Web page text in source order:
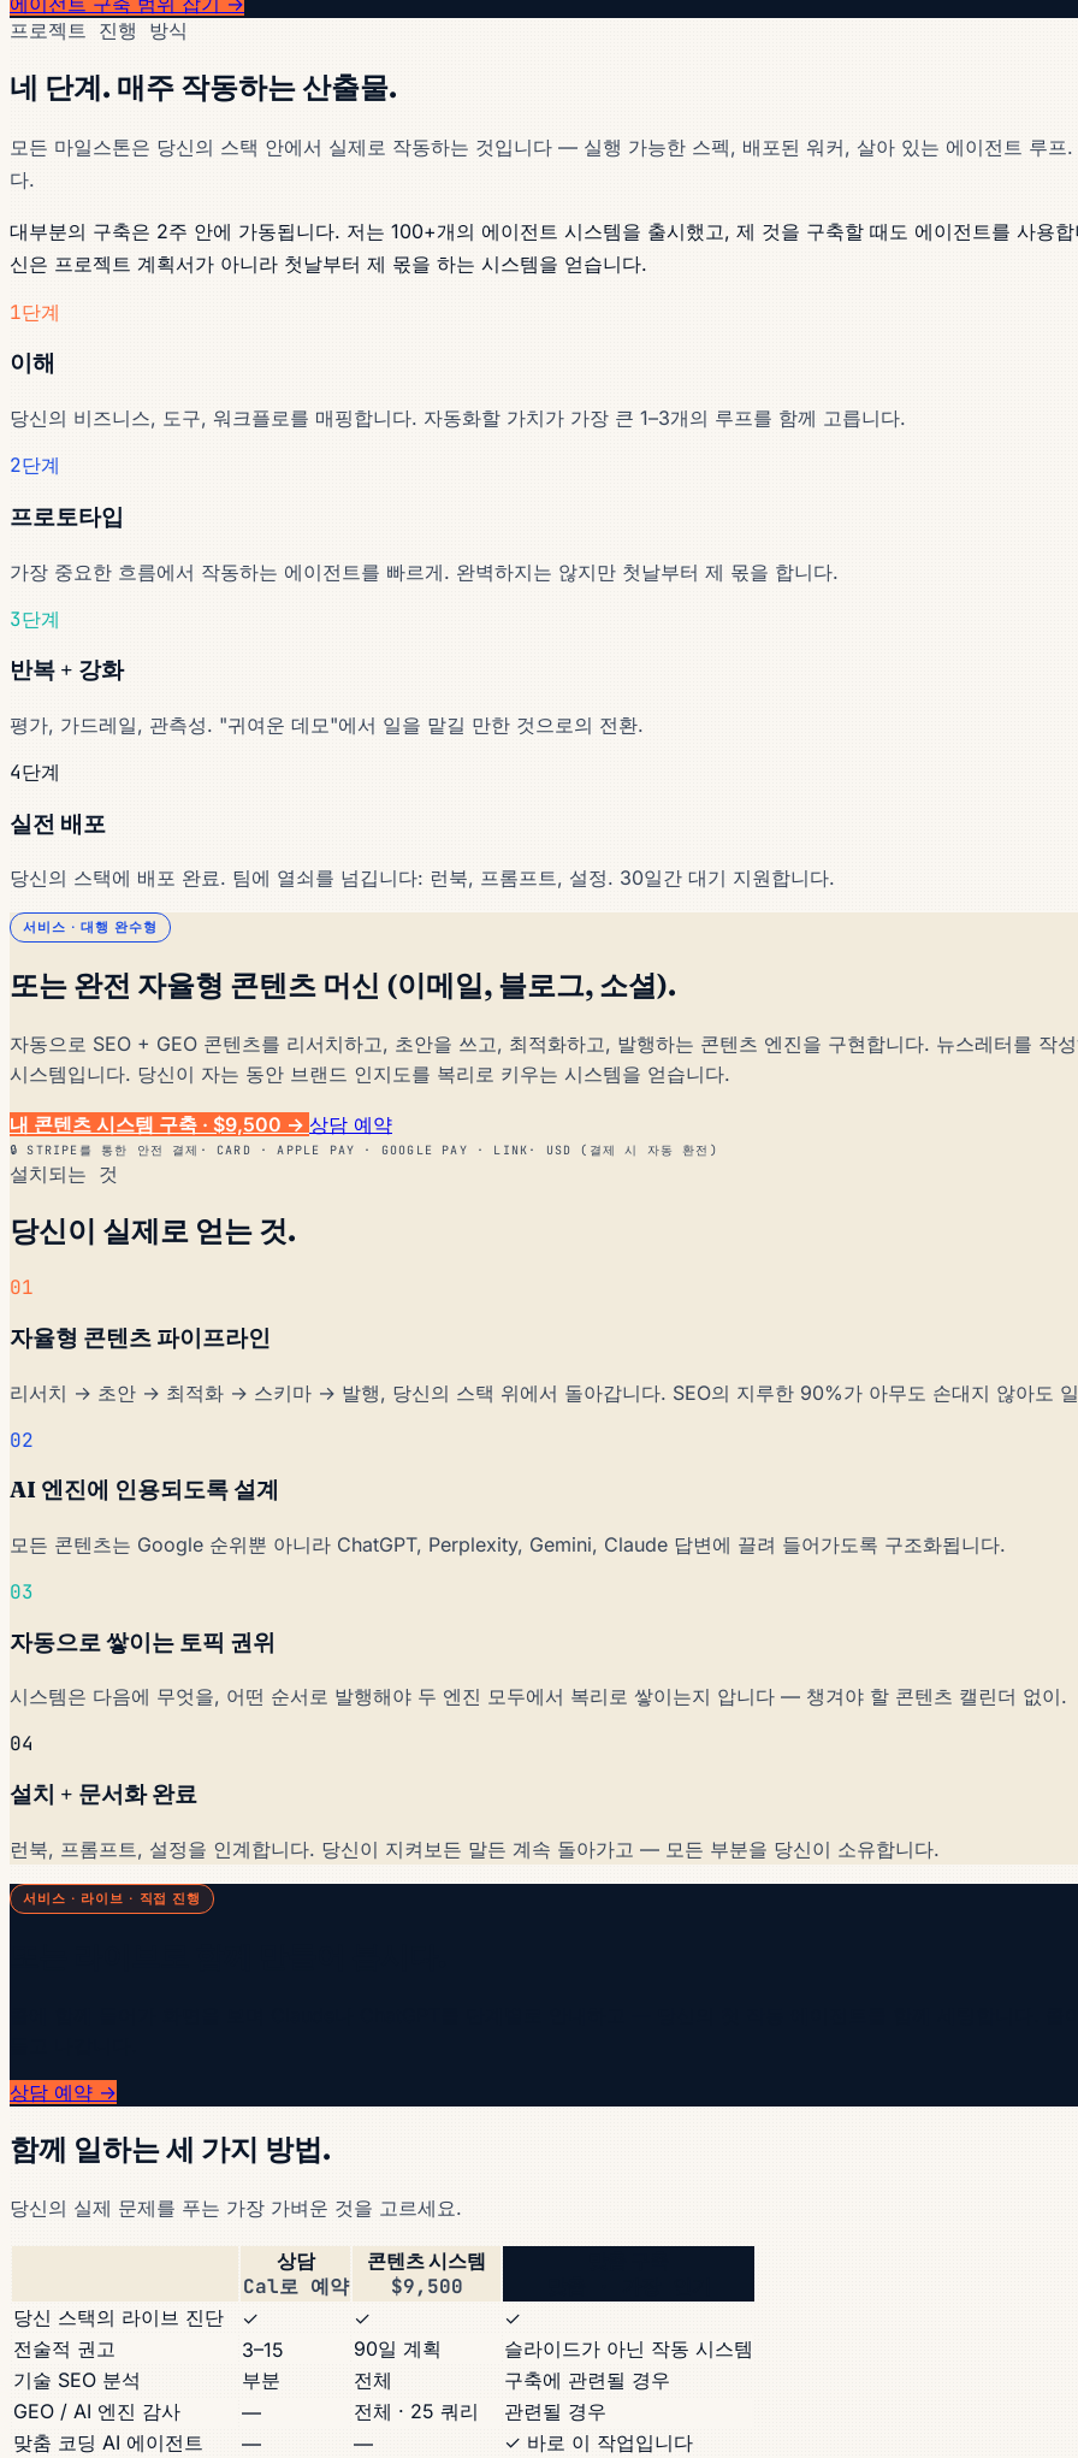
프로젝트 진행 방식
네 단계. 매주 작동하는 산출물.
모든 마일스톤은 당신의 스택 안에서 실제로 작동하는 것입니다 — 실행 가능한 스펙, 배포된 워커, 살아 있는 에이전트 루
다.
대부분의 구축은 2주 안에 가동됩니다. 저는 100+개의 에이전트 시스템을 출시했고, 제 것을 구축할 때도 에이전트를 사용
신은 프로젝트 계획서가 아니라 첫날부터 제 몫을 하는 시스템을 얻습니다.
1단계
이해
당신의 비즈니스, 도구, 워크플로를 매핑합니다. 자동화할 가치가 가장 큰 1–3개의 루프를 함께 고릅니다.
2단계
프로토타입
가장 중요한 흐름에서 작동하는 에이전트를 빠르게. 완벽하지는 않지만 첫날부터 제 몫을 합니다.
3단계
반복 + 강화
평가, 가드레일, 관측성. "귀여운 데모"에서 일을 맡길 만한 것으로의 전환.
4단계
실전 배포
당신의 스택에 배포 완료. 팀에 열쇠를 넘깁니다: 런북, 프롬프트, 설정. 30일간 대기 지원합니다.
서비스 · 대행 완수형
또는 완전 자율형 콘텐츠 머신 (이메일, 블로그, 소셜).
자동으로 SEO + GEO 콘텐츠를 리서치하고, 초안을 쓰고, 최적화하고, 발행하는 콘텐츠 엔진을 구현합니다. 뉴스레터를
시스템입니다. 당신이 자는 동안 브랜드 인지도를 복리로 키우는 시스템을 얻습니다.
내 콘텐츠 시스템 구축 · $9,500 → 상담 예약
🔒 STRIPE를 통한 안전 결제 · CARD · APPLE PAY · GOOGLE PAY · LINK · USD (결제 시 자동 환전)
설치되는 것
당신이 실제로 얻는 것.
01
자율형 콘텐츠 파이프라인
리서치 → 초안 → 최적화 → 스키마 → 발행, 당신의 스택 위에서 돌아갑니다. SEO의 지루한 90%가 아무도 손대지 않아도
02
AI 엔진에 인용되도록 설계
모든 콘텐츠는 Google 순위뿐 아니라 ChatGPT, Perplexity, Gemini, Claude 답변에 끌려 들어가도록 구조화됩니다.
03
자동으로 쌓이는 토픽 권위
시스템은 다음에 무엇을, 어떤 순서로 발행해야 두 엔진 모두에서 복리로 쌓이는지 압니다 — 챙겨야 할 콘텐츠 캘린더 없이.
04
설치 + 문서화 완료
런북, 프롬프트, 설정을 인계합니다. 당신이 지켜보든 말든 계속 돌아가고 — 모든 부분을 당신이 소유합니다.
서비스 · 라이브 · 직접 진행
상담 예약 →
함께 일하는 세 가지 방법.
당신의 실제 문제를 푸는 가장 가벼운 것을 고르세요.
상담
Cal로 예약
콘텐츠 시스템
$9,500
당신 스택의 라이브 진단 ✓ ✓
✓
전술적 권고
3–15 90일 계획
슬라이드가 아닌 작동 시스템
기술 SEO 분석
부분 전체
구축에 관련될 경우
GEO / AI 엔진 감사
— 전체 · 25 쿼리
관련될 경우
맞춤 코딩 AI 에이전트
— —
✓ 바로 이 작업입니다